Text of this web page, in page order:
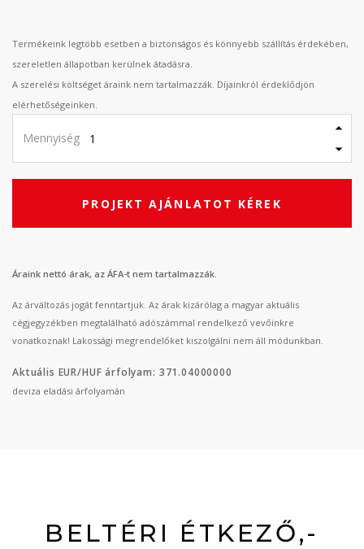
Termékeink legtöbb esetben a biztonságos és könnyebb szállítás érdekében,
szereletlen állapotban kerülnek átadásra.
A szerelési költséget áraink nem tartalmazzák. Díjainkról érdeklődjön
elérhetőségeinken.
Mennyiség
PROJEKT AJÁNLATOT KÉREK
Áraink nettó árak, az ÁFA-t nem tartalmazzák.
Az árváltozás jogát fenntartjuk. Az árak kizárólag a magyar aktuális
cégjegyzékben megtalálható adószámmal rendelkező vevőinkre
vonatkoznak! Lakossági megrendelőket kiszolgálni nem áll módunkban.
Aktuális EUR/HUF árfolyam: 371.04000000
deviza eladási árfolyamán
BELTÉRI ÉTKEZŐ,-